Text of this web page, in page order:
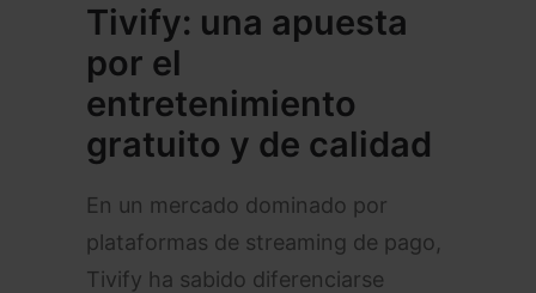
Tivify: una apuesta
por el
entretenimiento
gratuito y de calidad
En un mercado dominado por
plataformas de streaming de pago,
Tivify ha sabido diferenciarse